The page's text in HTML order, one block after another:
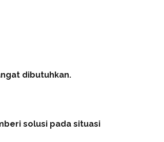
dibutuhkan.
solusi pada situasi